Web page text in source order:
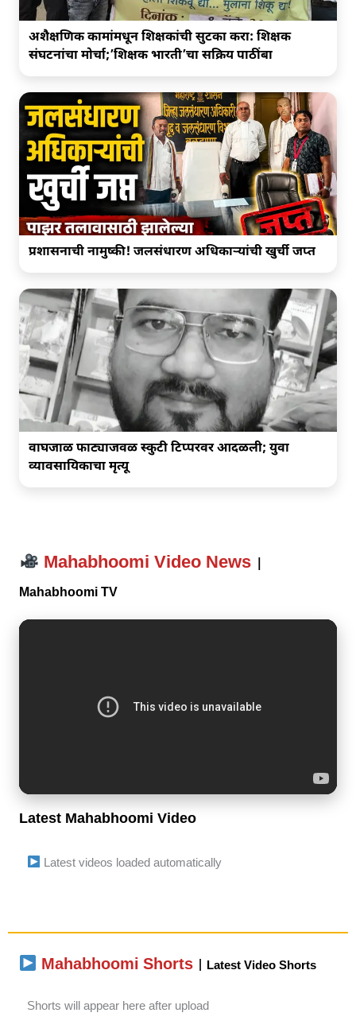
‍अशैक्षणिक कामांमधून शिक्षकांची सुटका करा: शिक्षक
संघटनांचा मोर्चा;’शिक्षक भारती’चा सक्रिय पाठींबा
प्रशासनाची नामुष्की! जलसंधारण अधिकाऱ्यांची खुर्ची जप्त
वाघजाळ फाट्याजवळ स्कुटी टिप्परवर आदळली; युवा
व्यावसायिकाचा मृत्यू
Mahabhoomi Video News
Mahabhoomi TV
Latest Mahabhoomi Video
Latest videos loaded automatically
Mahabhoomi Shorts | Latest Video Shorts
Shorts will appear here after upload